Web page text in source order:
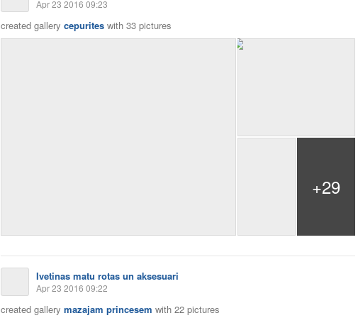
Apr 23 2016 09:23
created gallery cepurites with 33 pictures
+29
Ivetinas matu rotas un aksesuari
Apr 23 2016 09:22
created gallery mazajam princesem with 22 pictures